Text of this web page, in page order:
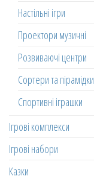
Настільні ігри
Проектори музичні
Розвиваючі центри
Сортери та пірамідки
Спортивні іграшки
Ігрові комплекси
Ігрові набори
Казки